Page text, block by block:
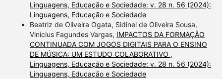
Linguagens, Educação e Sociedade: v. 28 n. 56 (2024):
Linguagens, Educação e Sociedade
Beatriz de Oliveira Ogata, Sidinei de Oliveira Sousa,
Vinícius Fagundes Vargas, IMPACTOS DA FORMAÇÃO
CONTINUADA COM JOGOS DIGITAIS PARA O ENSINO
DE MÚSICA: UM ESTUDO COLABORATIVO ,
Linguagens, Educação e Sociedade: v. 28 n. 56 (2024):
Linguagens, Educação e Sociedade